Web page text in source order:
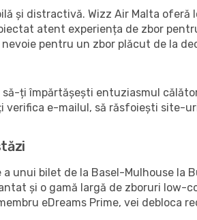
și distractivă. Wizz Air Malta oferă
atent experiența de zbor
pentru un zbor plăcut de la
ți împărtășești entuziasmul
e-mailul, să răsfoiești site-
unui bilet de la Basel-Mulhouse la
și o gamă largă de zboruri low-
eDreams Prime, vei debloca